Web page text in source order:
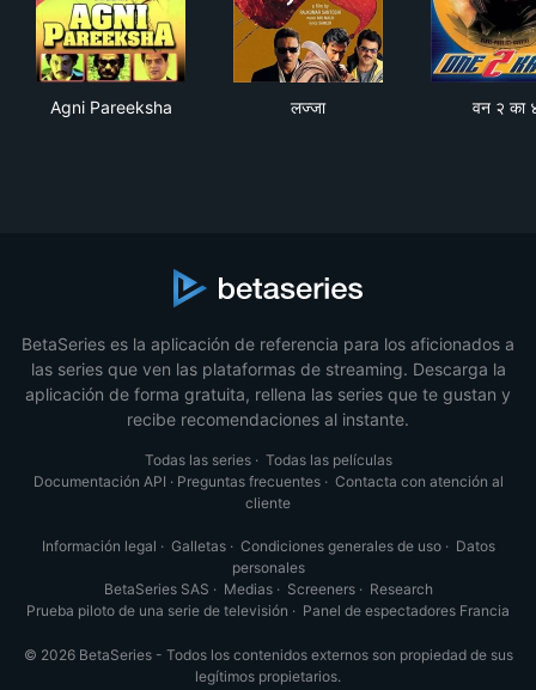
Agni Pareeksha लज्जा वन २ का
BetaSeries es la aplicación de referencia para los aficionados a
las series que ven las plataformas de streaming. Descarga la
aplicación de forma gratuita, rellena las series que te gustan y
recibe recomendaciones al instante.
Todas las series· Todas las películas
Documentación API · Preguntas frecuentes· Contacta con atención al
cliente
Información legal · Galletas· Condiciones generales de uso· Datos
personales
BetaSeries SAS · Medias· Screeners· Research
Prueba piloto de una serie de televisión · Panel de espectadores Francia
© 2026 BetaSeries - Todos los contenidos externos son propiedad de sus
legítimos propietarios.